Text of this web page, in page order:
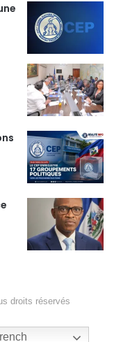
droits réservés